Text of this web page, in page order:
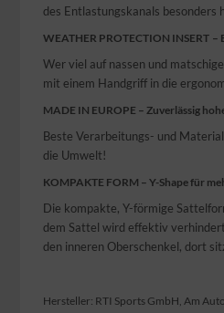
des Entlastungskanals besonders
WEATHER PROTECTION INSERT –
Wer viel auf nassen und
mit einem Handgriff in die
MADE IN EUROPE – Zuverlässig
Beste Verarbeitungs- und
die Umwelt!
KOMPAKTE FORM – Y-Shape für
Die kompakte, Y-förmige
dem Sattel wird effektiv
den inneren Oberschenkel, dort
Hersteller: RTI Sports GmbH, Am